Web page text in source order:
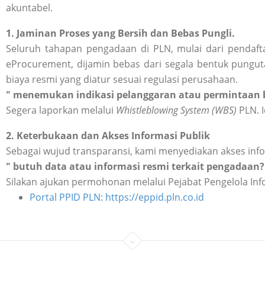
akuntabel.
1. Jaminan Proses yang Bersih dan Bebas Pungli.
Seluruh tahapan pengadaan di PLN, mulai dari
eProcurement, dijamin bebas dari segala bentuk
biaya resmi yang diatur sesuai regulasi perusahaan.
" menemukan indikasi pelanggaran atau permintaan
Segera laporkan melalui Whistleblowing System (WBS) PLN.
2. Keterbukaan dan Akses Informasi Publik
Sebagai wujud transparansi, kami menyediakan akses
" butuh data atau informasi resmi terkait
Silakan ajukan permohonan melalui Pejabat Pengelola
Portal PPID PLN: https://eppid.pln.co.id